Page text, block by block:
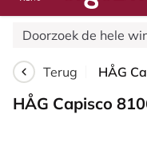
Terug
HÅG Capisco